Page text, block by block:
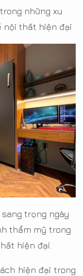
những xu
nội thất hiện đại
trọng ngày
thẩm mỹ trong
hiện đại.
hiện đại trong